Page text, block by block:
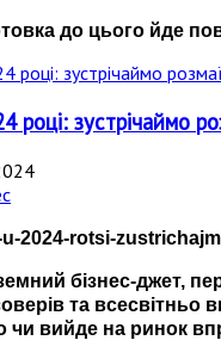
до цього йде
році: зустрічаймо
бізнес-джет,
та всесвітньо
чи вийде на ринок